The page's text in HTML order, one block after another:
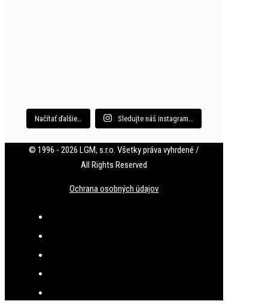
Načítať ďalšie… Sledujte náš instagram…
© 1996 - 2026 LGM, s.r.o. Všetky práva vyhrdené /
All Rights Reserved
Ochrana osobných údajov